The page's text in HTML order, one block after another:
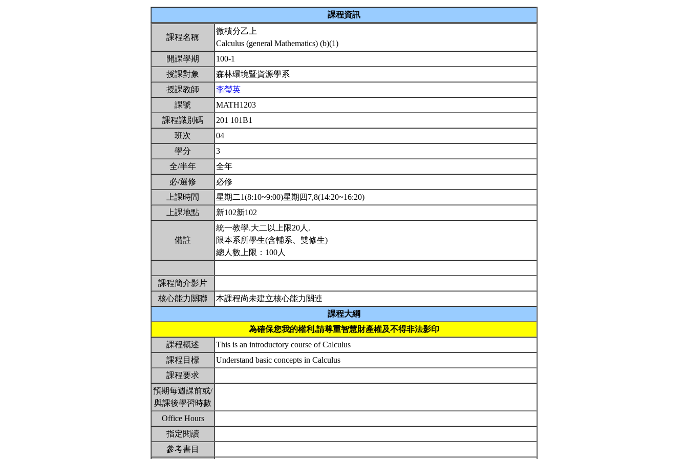
課程資訊
課程名稱
微積分乙上
Calculus (general Mathematics) (b)(1)
開課學期
100-1
授課對象
森林環境暨資源學系
授課教師
李瑩英
課號
MATH1203
課程識別碼
201 101B1
班次
04
學分
3
全/半年
全年
必/選修
必修
上課時間
星期二1(8:10~9:00)星期四7,8(14:20~16:20)
上課地點
新102新102
備註
統一教學.大二以上限20人.
限本系所學生(含輔系、雙修生)
總人數上限：100人
課程簡介影片
核心能力關聯
本課程尚未建立核心能力關連
課程大綱
為確保您我的權利,請尊重智慧財產權及不得非法影印
課程概述
This is an introductory course of Calculus
課程目標
Understand basic concepts in Calculus
課程要求
預期每週課前或/
與課後學習時數
Office Hours
指定閱讀
參考書目